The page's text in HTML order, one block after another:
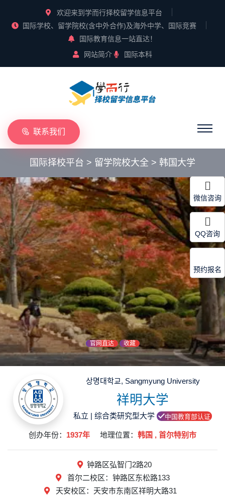
欢迎来到学而行择校留学信息平台
国际学校、留学院校(含中外合作)及海外中学、国际竞赛
国际教育信息一站直达！
网站简介
国际本科
联系我们
国际择校平台 > 留学院校大全 > 韩国大学
官网直达 收藏
상명대학교, Sangmyung University
祥明大学
私立 | 综合类研究型大学 中国教育部认证
创办年份： 1937年 地理位置： 韩国 , 首尔特别市
钟路区弘智门2路20
首尔二校区：钟路区东松路133
天安校区：天安市东南区祥明大路31
微信咨询
QQ咨询
预约报名